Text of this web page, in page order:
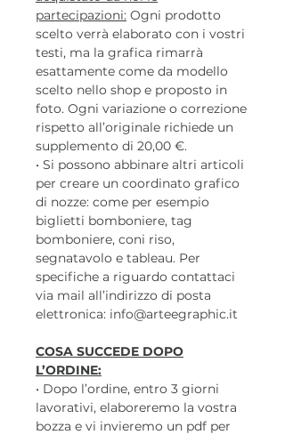
partecipazioni: Ogni prodotto
scelto verrà elaborato con i vostri
testi, ma la grafica rimarrà
esattamente come da modello
scelto nello shop e proposto in
foto. Ogni variazione o correzione
rispetto all’originale richiede un
supplemento di 20,00 €.
• Si possono abbinare altri articoli
per creare un coordinato grafico
di nozze: come per esempio
biglietti bomboniere, tag
bomboniere, coni riso,
segnatavolo e tableau. Per
specifiche a riguardo contattaci
via mail all’indirizzo di posta
elettronica: info@arteegraphic.it
COSA SUCCEDE DOPO
L’ORDINE:
• Dopo l’ordine, entro 3 giorni
lavorativi, elaboreremo la vostra
bozza e vi invieremo un pdf per